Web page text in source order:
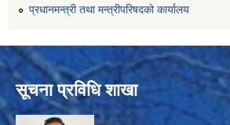
प्रधानमन्त्री तथा मन्त्रीपरिषदको कार्यालय
सूचना प्रविधि शाखा